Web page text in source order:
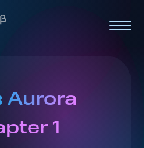
Aurora
1